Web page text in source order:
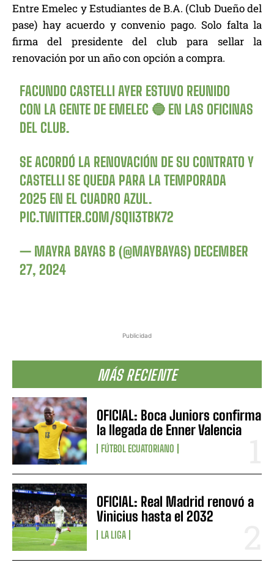
Publicidad
MÁS RECIENTE
OFICIAL: Boca Juniors confirma
la llegada de Enner Valencia
FÚTBOL ECUATORIANO
OFICIAL: Real Madrid renovó a
Vinicius hasta el 2032
LA LIGA
Entre Emelec y Estudiantes de B.A. (Club Dueño del
pase) hay acuerdo y convenio pago. Solo falta la
firma del presidente del clubpara sellar la
renovación por un año con opción a compra.
FACUNDO CASTELLI AYER ESTUVO REUNIDO
CON LA GENTE DE EMELEC 🔵 EN LAS OFICINAS
DEL CLUB.
SE ACORDÓ LA RENOVACIÓN DE SU CONTRATO Y
CASTELLI SE QUEDA PARA LA TEMPORADA
2025 EN EL CUADRO AZUL.
PIC.TWITTER.COM/SQ1I3TBK72
— MAYRA BAYAS B (@MAYBAYAS) DECEMBER
27, 2024